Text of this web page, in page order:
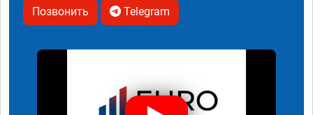
Позвонить Telegram